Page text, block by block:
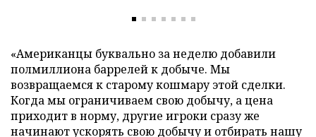
«Американцы буквально за неделю добавили
полмиллиона баррелей к добыче. Мы
возвращаемся к старому кошмару этой сделки.
Когда мы ограничиваем свою добычу, а цена
приходит в норму, другие игроки сразу же
начинают ускорять свою добычу и отбирать нашу